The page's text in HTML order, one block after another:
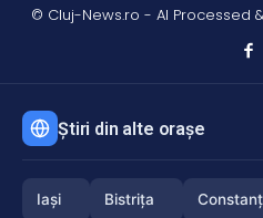
© Cluj-News.ro - AI Processed
Știri din alte orașe
Iași Bistrița